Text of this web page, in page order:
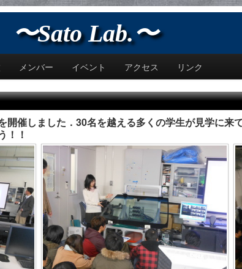
Sato Lab.〜
メンバー イベント アクセス リンク
開催しました．30名を越える多くの学生が見学に来
！！